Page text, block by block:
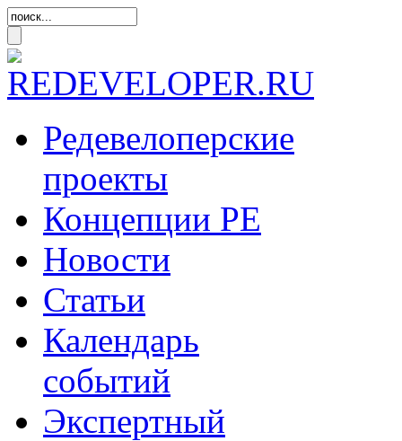
Редевелоперские
проекты
Концепции РЕ
Новости
Статьи
Календарь
событий
Экспертный